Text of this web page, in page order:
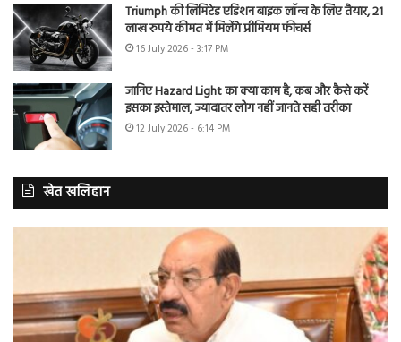
Triumph की लिमिटेड एडिशन बाइक लॉन्च के लिए तैयार, 21
लाख रुपये कीमत में मिलेंगे प्रीमियम फीचर्स
16 July 2026 - 3:17 PM
जानिए Hazard Light का क्या काम है, कब और कैसे करें
इसका इस्तेमाल, ज्यादातर लोग नहीं जानते सही तरीका
12 July 2026 - 6:14 PM
खेत खलिहान